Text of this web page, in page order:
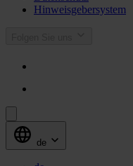
Hinweisgebersystem
de